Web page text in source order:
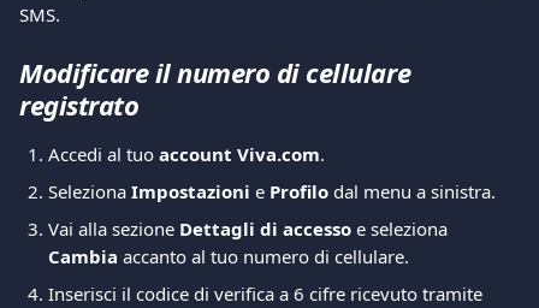
SMS.
Modificare il numero di cellulare
registrato
Accedi al tuo account Viva.com.
Seleziona Impostazioni e Profilo dal menu a sinistra.
Vai alla sezione Dettagli di accesso e seleziona
Cambia accanto al tuo numero di cellulare.
Inserisci il codice di verifica a 6 cifre ricevuto tramite